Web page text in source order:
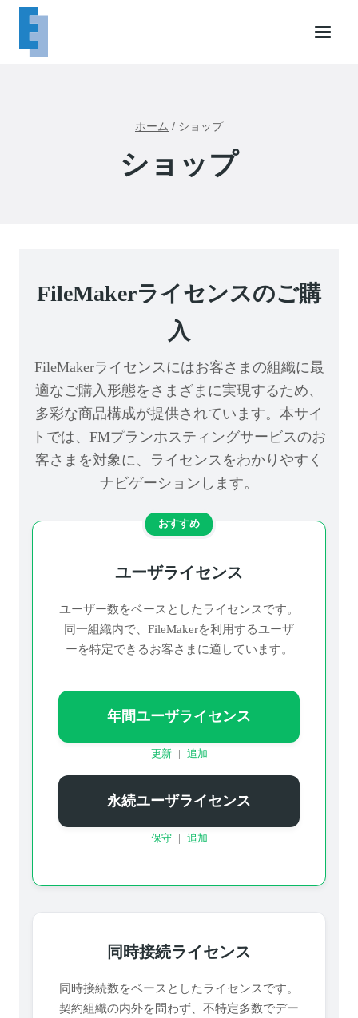
ホーム / ショップ
ショップ
FileMakerライセンスのご購
入
FileMakerライセンスにはお客さまの組織に最
適なご購入形態をさまざまに実現するため、
多彩な商品構成が提供されています。本サイ
トでは、FMプランホスティングサービスのお
客さまを対象に、ライセンスをわかりやすく
ナビゲーションします。
おすすめ
ユーザライセンス
ユーザー数をベースとしたライセンスです。
同一組織内で、FileMakerを利用するユーザ
ーを特定できるお客さまに適しています。
年間ユーザライセンス
更新 追加
永続ユーザライセンス
保守 追加
同時接続ライセンス
同時接続数をベースとしたライセンスです。
契約組織の内外を問わず、不特定多数でデー